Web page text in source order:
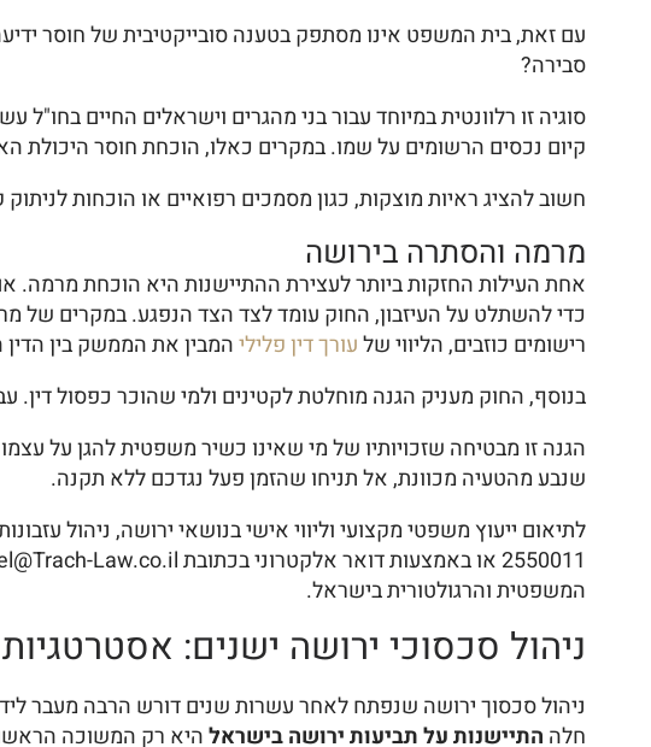
עם זאת, בית המשפט אינו מסתפק בטענה סובייקטיבית של חוסר
סבירה?
סוגיה זו רלוונטית במיוחד עבור בני מהגרים וישראלים החיים
קיום נכסים הרשומים על שמו. במקרים כאלו, הוכחת חוסר היכולת
חשוב להציג ראיות מוצקות, כגון מסמכים רפואיים או הוכחות
מרמה והסתרה בירושה
אחת העילות החזקות ביותר לעצירת ההתיישנות היא הוכחת מרמה.
כדי להשתלט על העיזבון, החוק עומד לצד הצד הנפגע. במקרים של
רישומים כוזבים, הליווי שלעורך דין פליליהמבין את הממשק בין הדין
בנוסף, החוק מעניק הגנה מוחלטת לקטינים ולמי שהוכר כפסול דין.
הגנה זו מבטיחה שזכויותיו של מי שאינו כשיר משפטית להגן על
שנבע מהטעיה מכוונת, אל תניחו שהזמן פעל נגדכם ללא תקנה.
המשפטית והרגולטורית בישראל.
ניהול סכסוכי ירושה ישנים:
ניהול סכסוך ירושה שנפתח לאחר עשרות שנים דורש הרבה מעבר
חלה התיישנות על תביעות ירושה בישראלהיא רק המשוכה